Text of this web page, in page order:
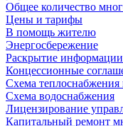
Общее количество
Цены и тарифы
В помощь жителю
Энергосбережение
Раскрытие
Концессионные
Схема теплоснабжения
Схема водоснабжения
Лицензирование
Капитальный ремонт